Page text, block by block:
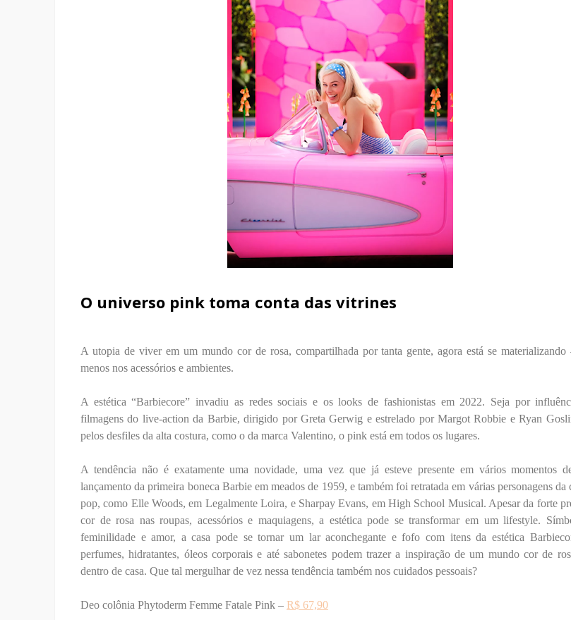
O universo pink toma conta das vitrines
A utopia de viver em um mundo cor de rosa, compartilhada por tanta gente, agora está se materializando
menos nos acessórios e ambientes.
A estética “Barbiecore” invadiu as redes sociais e os looks de fashionistas em 2022. Seja por
filmagens do live-action da Barbie, dirigido por Greta Gerwig e estrelado por Margot Robbie e Ryan
pelos desfiles da alta costura, como o da marca Valentino, o pink está em todos os lugares.
A tendência não é exatamente uma novidade, uma vez que já esteve presente em vários momentos
lançamento da primeira boneca Barbie em meados de 1959, e também foi retratada em várias personagens da
pop, como Elle Woods, em Legalmente Loira, e Sharpay Evans, em High School Musical. Apesar da forte
cor de rosa nas roupas, acessórios e maquiagens, a estética pode se transformar em um lifestyle.
feminilidade e amor, a casa pode se tornar um lar aconchegante e fofo com itens da estética
perfumes, hidratantes, óleos corporais e até sabonetes podem trazer a inspiração de um mundo cor de
dentro de casa. Que tal mergulhar de vez nessa tendência também nos cuidados pessoais?
Deo colônia Phytoderm Femme Fatale Pink – R$ 67,90